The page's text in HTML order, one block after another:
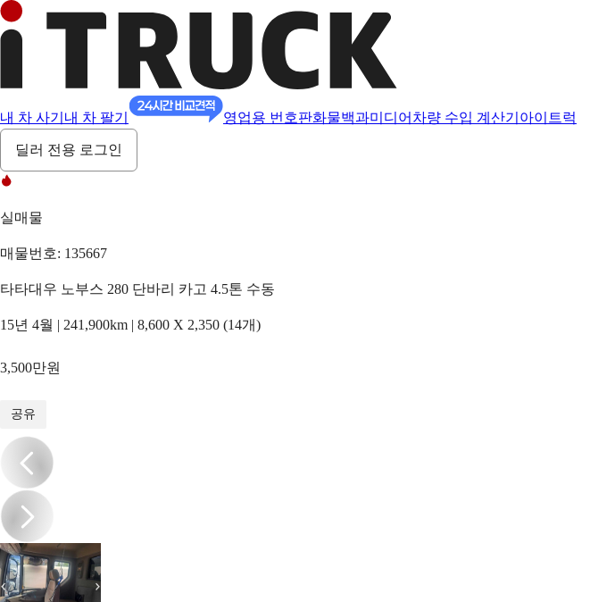
내 차 사기 내 차 팔기 영업용 번호판화물백과미디어 차량 수입 계산기 아이트럭
딜러 전용 로그인
실매물
매물번호: 135667
타타대우 노부스 280 단바리 카고 4.5톤 수동
15년 4월 | 241,900km | 8,600 X 2,350 (14개)
3,500만원
공유
/13